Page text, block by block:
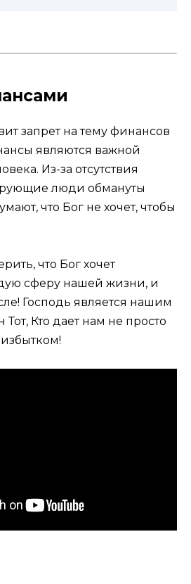
запрет на тему финансов
являются важной
Из-за отсутствия
люди обмануты
что Бог не хочет, чтобы
что Бог хочет
сферу нашей жизни, и
Господь является нашим
Кто дает нам не просто